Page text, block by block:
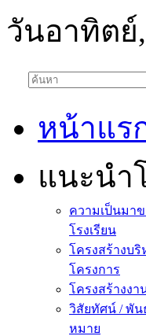
วันอาทิตย์
หน้าแร
แนะนำ
ความเป็นมา
โรงเรียน
โครงสร้างบริ
โครงการ
โครงสร้างงา
วิสัยทัศน์ / พัน
หมาย